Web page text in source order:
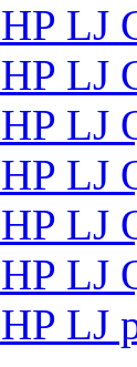
LJ
LJ
LJ
LJ
LJ
LJ
LJ